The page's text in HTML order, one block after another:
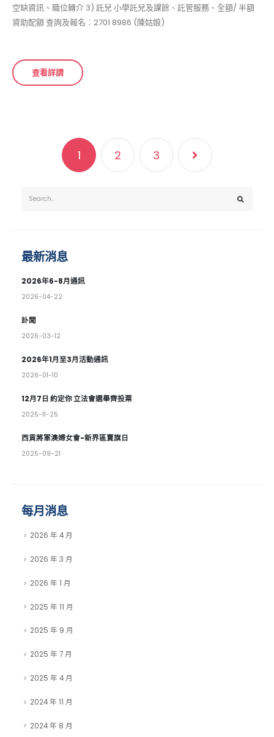
空缺資訊、職位轉介 3) 託兒 小學託兒及課餘、託管服務、全額/ 半額
資助配額 查詢及報名︰2701 8986 (陳姑娘)
查看詳請
1 2 3
最新消息
2026年6-8月通訊
2026-04-22
訃聞
2026-03-12
2026年1月至3月活動通訊
2026-01-10
12月7日 約定你 立法會選舉齊投票
2025-11-25
西貢將軍澳婦女會-新界區賣旗日
2025-09-21
每月消息
2026 年 4 月
2026 年 3 月
2026 年 1 月
2025 年 11 月
2025 年 9 月
2025 年 7 月
2025 年 4 月
2024 年 11 月
2024 年 8 月